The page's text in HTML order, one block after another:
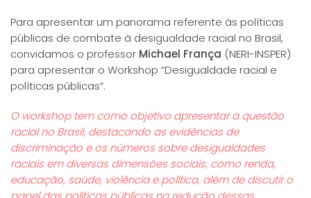
Para apresentar um panorama referente às políticas
públicas de combate à desigualdade racial no Brasil,
convidamos o professor Michael França (NERI-INSPER)
para apresentar o Workshop “Desigualdade racial e
políticas públicas”.
O workshop tem como objetivo apresentar a questão
racial no Brasil, destacando as evidências de
discriminação e os números sobre desigualdades
raciais em diversas dimensões sociais, como renda,
educação, saúde, violência e política, além de discutir o